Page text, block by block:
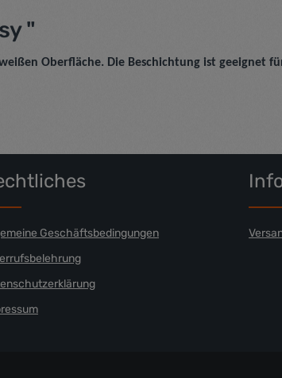
"
Oberfläche. Die Beschichtung ist geeignet
Geschäftsbedingungen